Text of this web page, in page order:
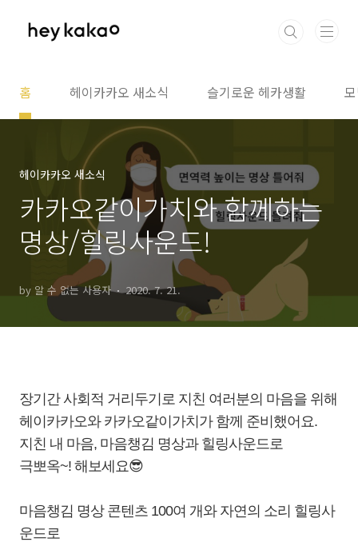
홈 헤이카카오 새소식 슬기로운 헤카생활
헤이카카오 새소식
카카오같이가치와 함께하는
명상/힐링사운드!
by 알 수 없는 사용자 2020. 7. 21.
장기간 사회적 거리두기로 지친 여러분의 마음을 위해
헤이카카오와 카카오같이가치가 함께 준비했어요.
지친 내 마음, 마음챙김 명상과 힐링사운드로
극뽀옥~! 해보세요😎
마음챙김 명상 콘텐츠 100여 개와 자연의 소리 힐링사
운드로